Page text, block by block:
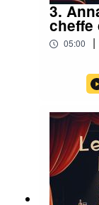
3.
cheffe
05:00 |